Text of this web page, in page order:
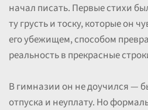
начал писать. Первые стихи
ту грусть и тоску, которые он
его убежищем, способом
реальность в прекрасные
В гимназии он не доучился —
отпуска и неуплату. Но